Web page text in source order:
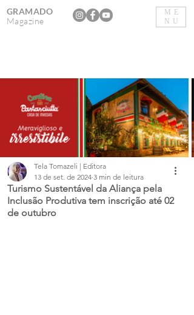
ME
NU
GRAMADO
Magazine
Turismo Sustentável da Aliança pela
Inclusão Produtiva tem inscrição até 02
de outubro
Tela Tomazeli | Editora
13 de set. de 2024 3 min de leitura